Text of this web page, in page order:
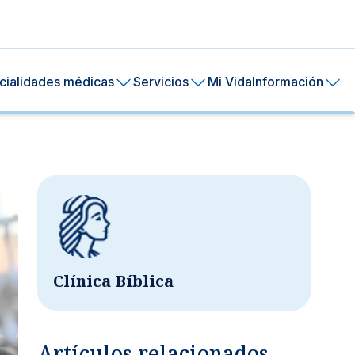
médicas
de tu piel.
Servicios
horas.
Mi VidaInformación
Clínica Bíblica